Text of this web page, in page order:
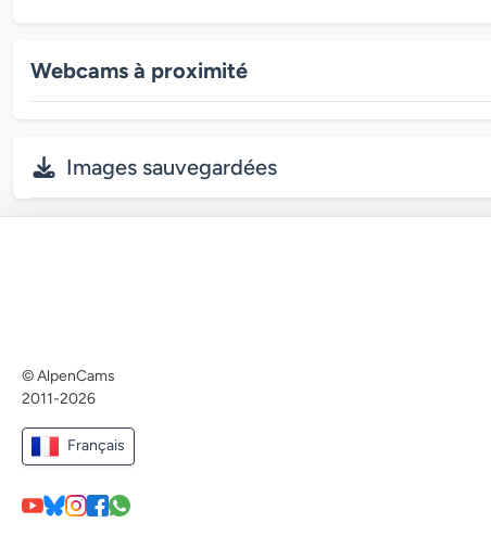
Webcams à proximité
Images sauvegardées
© AlpenCams
2011-2026
Français